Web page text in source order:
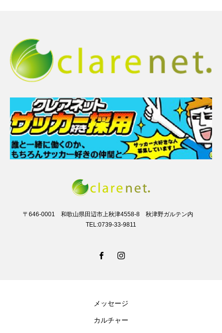
〒646-0001 和歌山県田辺市上秋津4558-8 秋津野ガルテン内
TEL:0739-33-9811
メッセージ
カルチャー